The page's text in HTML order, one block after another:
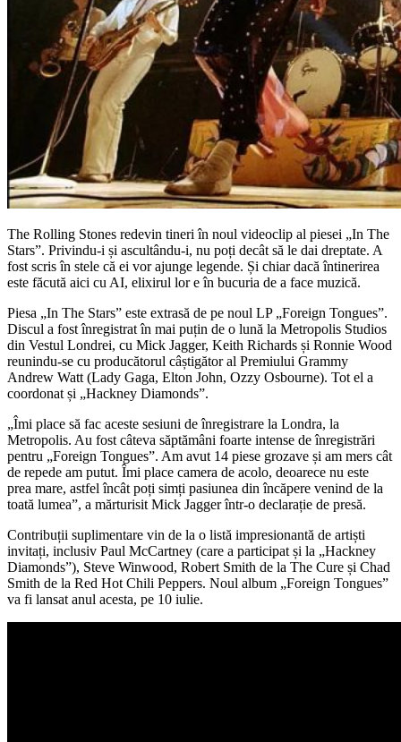
The Rolling Stones redevin tineri în noul videoclip al piesei „In The
Stars”. Privindu-i și ascultându-i, nu poți decât să le dai dreptate. A
fost scris în stele că ei vor ajunge legende. Și chiar dacă întinerirea
este făcută aici cu AI, elixirul lor e în bucuria de a face muzică.
Piesa „In The Stars” este extrasă de pe noul LP „Foreign Tongues”.
Discul a fost înregistrat în mai puțin de o lună la Metropolis Studios
din Vestul Londrei, cu Mick Jagger, Keith Richards și Ronnie Wood
reunindu-se cu producătorul câștigător al Premiului Grammy
Andrew Watt (Lady Gaga, Elton John, Ozzy Osbourne). Tot el a
coordonat și „Hackney Diamonds”.
„Îmi place să fac aceste sesiuni de înregistrare la Londra, la
Metropolis. Au fost câteva săptămâni foarte intense de înregistrări
pentru „Foreign Tongues”. Am avut 14 piese grozave și am mers cât
de repede am putut. Îmi place camera de acolo, deoarece nu este
prea mare, astfel încât poți simți pasiunea din încăpere venind de la
toată lumea”, a mărturisit Mick Jagger într-o declarație de presă.
Contribuții suplimentare vin de la o listă impresionantă de artiști
invitați, inclusiv Paul McCartney (care a participat și la „Hackney
Diamonds”), Steve Winwood, Robert Smith de la The Cure și Chad
Smith de la Red Hot Chili Peppers. Noul album „Foreign Tongues”
va fi lansat anul acesta, pe 10 iulie.